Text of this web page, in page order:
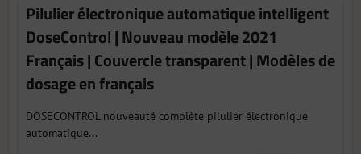
Pilulier électronique automatique intelligent
DoseControl | Nouveau modèle 2021
Français | Couvercle transparent | Modèles de
dosage en français
DOSECONTROL nouveauté complète pilulier électronique
automatique...